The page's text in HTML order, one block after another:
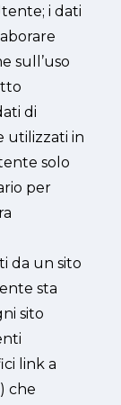
i dati
sull’uso
di
utilizzati in
solo
per
da un sito
sta
sito
link a
che